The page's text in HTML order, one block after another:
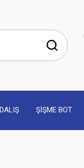
DALIŞ ŞİŞME BOT